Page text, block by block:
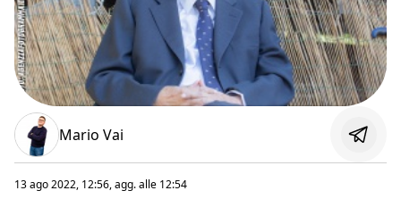
Mario Vai
13 ago 2022, 12:56, agg. alle 12:54